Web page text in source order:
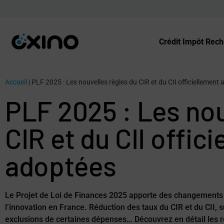
Crédit Impôt
Accueil | PLF 2025 : Les nouvelles règles du CIR et du CII officiellement
PLF 2025 : Les
CIR et du CII
adoptées
Le Projet de Loi de Finances 2025 apporte des
l’innovation en France. Réduction des taux du CIR et du
exclusions de certaines dépenses… Découvrez en détail